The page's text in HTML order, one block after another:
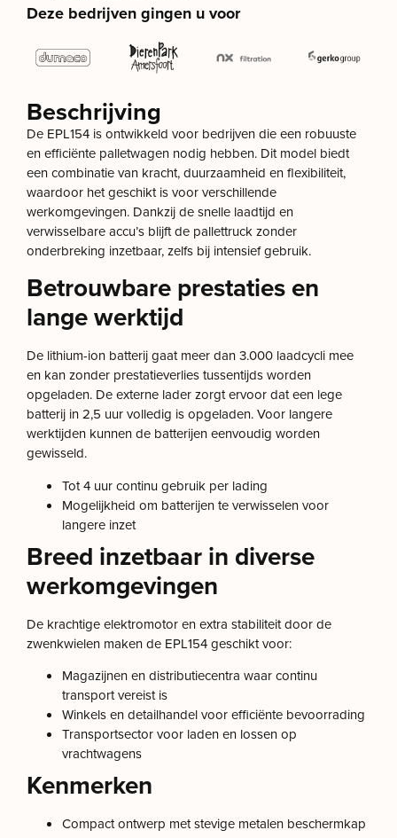
Deze bedrijven gingen u voor
Beschrijving
De EPL154 is ontwikkeld voor bedrijven die een robuuste
en efficiënte palletwagen nodig hebben. Dit model biedt
een combinatie van kracht, duurzaamheid en flexibiliteit,
waardoor het geschikt is voor verschillende
werkomgevingen. Dankzij de snelle laadtijd en
verwisselbare accu’s blijft de pallettruck zonder
onderbreking inzetbaar, zelfs bij intensief gebruik.
Betrouwbare prestaties en
lange werktijd
De lithium-ion batterij gaat meer dan 3.000 laadcycli mee
en kan zonder prestatieverlies tussentijds worden
opgeladen. De externe lader zorgt ervoor dat een lege
batterij in 2,5 uur volledig is opgeladen. Voor langere
werktijden kunnen de batterijen eenvoudig worden
gewisseld.
Tot 4 uur continu gebruik per lading
Mogelijkheid om batterijen te verwisselen voor
langere inzet
Breed inzetbaar in diverse
werkomgevingen
De krachtige elektromotor en extra stabiliteit door de
zwenkwielen maken de EPL154 geschikt voor:
Magazijnen en distributiecentra waar continu
transport vereist is
Winkels en detailhandel voor efficiënte bevoorrading
Transportsector voor laden en lossen op
vrachtwagens
Kenmerken
Compact ontwerp met stevige metalen beschermkap